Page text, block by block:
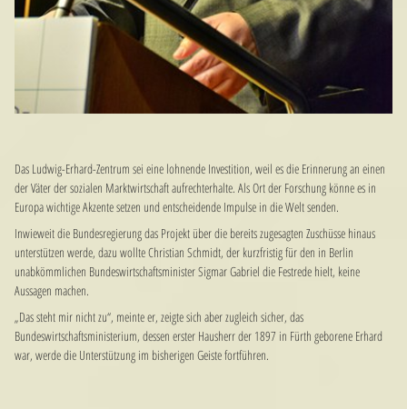
Das Ludwig-Erhard-Zentrum sei eine lohnende Investition, weil es die Erinnerung an einen
der Väter der sozialen Marktwirtschaft aufrechterhalte. Als Ort der Forschung könne es in
Europa wichtige Akzente setzen und entscheidende Impulse in die Welt senden.
Inwieweit die Bundesregierung das Projekt über die bereits zugesagten Zuschüsse hinaus
unterstützen werde, dazu wollte Christian Schmidt, der kurzfristig für den in Berlin
unabkömmlichen Bundeswirtschaftsminister Sigmar Gabriel die Festrede hielt, keine
Aussagen machen.
„Das steht mir nicht zu“, meinte er, zeigte sich aber zugleich sicher, das
Bundeswirtschaftsministerium, dessen erster Hausherr der 1897 in Fürth geborene Erhard
war, werde die Unterstützung im bisherigen Geiste fortführen.